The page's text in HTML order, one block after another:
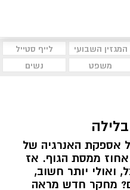
המגזין השבועי
לייף סטייל
משפט נשים
אספקת האנרגיה של
הגוף, אבל, מהווה רק כ-2 אחוז ממסת הגוף. אז
ואולי יותר חשוב,
מחקר חדש מראה